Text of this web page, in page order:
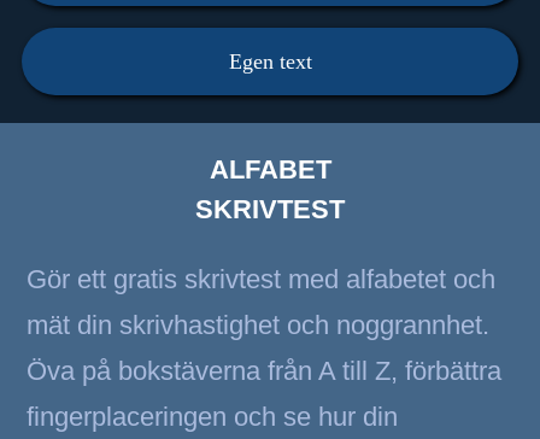
Egen text
ALFABET
SKRIVTEST
Gör ett gratis skrivtest med alfabetet och
mät din skrivhastighet och noggrannhet.
Öva på bokstäverna från A till Z, förbättra
fingerplaceringen och se hur din